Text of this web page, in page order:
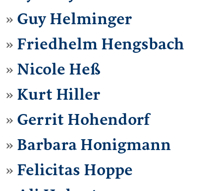
Guy Helminger
Friedhelm Hengsbach
Nicole Heß
Kurt Hiller
Gerrit Hohendorf
Barbara Honigmann
Felicitas Hoppe